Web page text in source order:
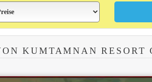
KUMTAMNAN RESORT